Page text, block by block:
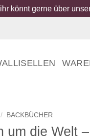
könnt gerne über
/ BACKBÜCHER
um die Welt –